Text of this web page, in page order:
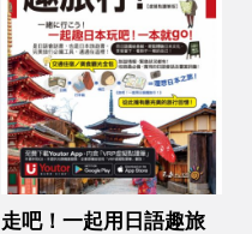
走吧！一起用日語趣旅